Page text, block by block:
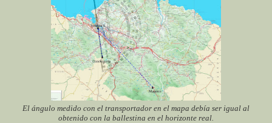
El ángulo medido con el transportador en el mapa debía ser igual al
obtenido con la ballestina en el horizonte real.